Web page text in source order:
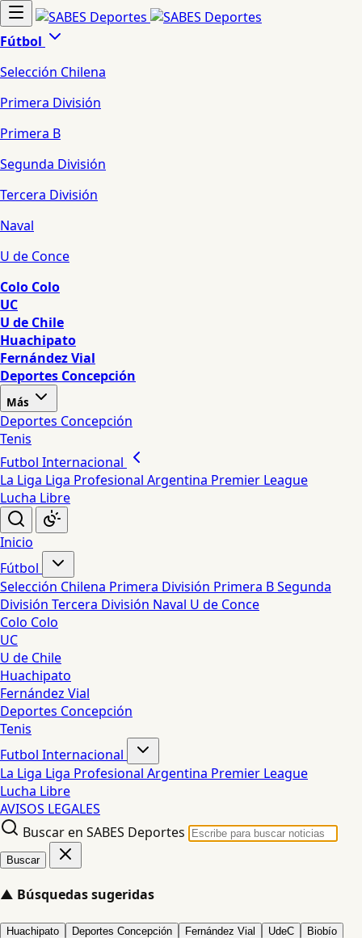
Fútbol
Selección Chilena
Primera División
Primera B
Segunda División
Tercera División
Naval
U de Conce
Colo Colo
UC
U de Chile
Huachipato
Fernández Vial
Deportes Concepción
Más
Deportes Concepción
Tenis
Futbol Internacional
La Liga Liga Profesional Argentina Premier League
Lucha Libre
Inicio
Fútbol
Selección Chilena Primera División Primera BSegunda
División Tercera División Naval U de Conce
Colo Colo
UC
U de Chile
Huachipato
Fernández Vial
Deportes Concepción
Tenis
Futbol Internacional
La Liga Liga Profesional Argentina Premier League
Lucha Libre
AVISOS LEGALES
Buscar en SABES Deportes
Buscar
▲ Búsquedas sugeridas
Huachipato Deportes Concepción Fernández Vial UdeC Biobío